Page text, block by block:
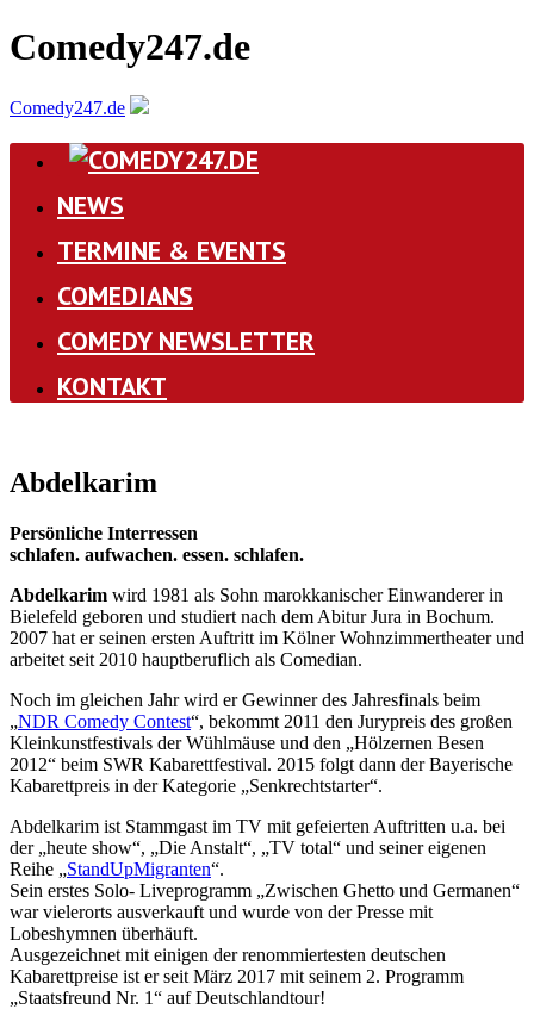
Comedy247.de
Comedy247.de
NEWS
TERMINE & EVENTS
COMEDIANS
COMEDY NEWSLETTER
KONTAKT
Abdelkarim
Persönliche Interressen
schlafen. aufwachen. essen. schlafen.
Abdelkarim wird 1981 als Sohn marokkanischer Einwanderer in
Bielefeld geboren und studiert nach dem Abitur Jura in Bochum.
2007 hat er seinen ersten Auftritt im Kölner Wohnzimmertheater und
arbeitet seit 2010 hauptberuflich als Comedian.
Noch im gleichen Jahr wird er Gewinner des Jahresfinals beim
„NDR Comedy Contest“, bekommt 2011 den Jurypreis des großen
Kleinkunstfestivals der Wühlmäuse und den „Hölzernen Besen
2012“ beim SWR Kabarettfestival. 2015 folgt dann der Bayerische
Kabarettpreis in der Kategorie „Senkrechtstarter“.
Abdelkarim ist Stammgast im TV mit gefeierten Auftritten u.a. bei
der „heute show“, „Die Anstalt“, „TV total“ und seiner eigenen
Reihe „StandUpMigranten“.
Sein erstes Solo- Liveprogramm „Zwischen Ghetto und Germanen“
war vielerorts ausverkauft und wurde von der Presse mit
Lobeshymnen überhäuft.
Ausgezeichnet mit einigen der renommiertesten deutschen
Kabarettpreise ist er seit März 2017 mit seinem 2. Programm
„Staatsfreund Nr. 1“ auf Deutschlandtour!